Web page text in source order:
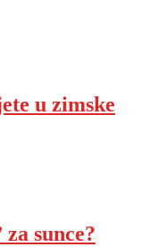
u zimske
sunce?